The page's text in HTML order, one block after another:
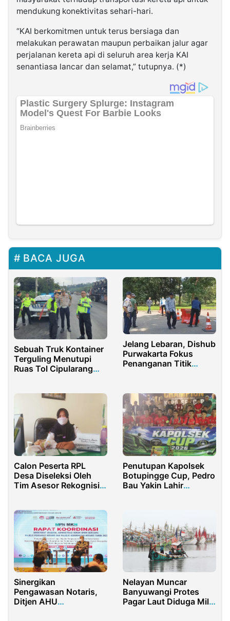
mendukung konektivitas sehari-hari.
“KAI berkomitmen untuk terus bersiaga dan
melakukan perawatan maupun perbaikan jalur agar
perjalanan kereta api di seluruh area kerja KAI
senantiasa lancar dan selamat,” tutupnya. (*)
BACA JUGA
Sebuah Truk Kontainer
Terguling Menutupi
Ruas Tol Cipularang
Jelang Lebaran, Dishub
Purwakarta Fokus
Penanganan Titik
Calon Peserta RPL
Desa Diseleksi Oleh
Tim Asesor Rekognisi
Penutupan Kapolsek
Botupingge Cup, Pedro
Bau Yakin Lahir
Sinergikan
Pengawasan Notaris,
Ditjen AHU
Nelayan Muncar
Banyuwangi Protes
Pagar Laut Diduga Milik